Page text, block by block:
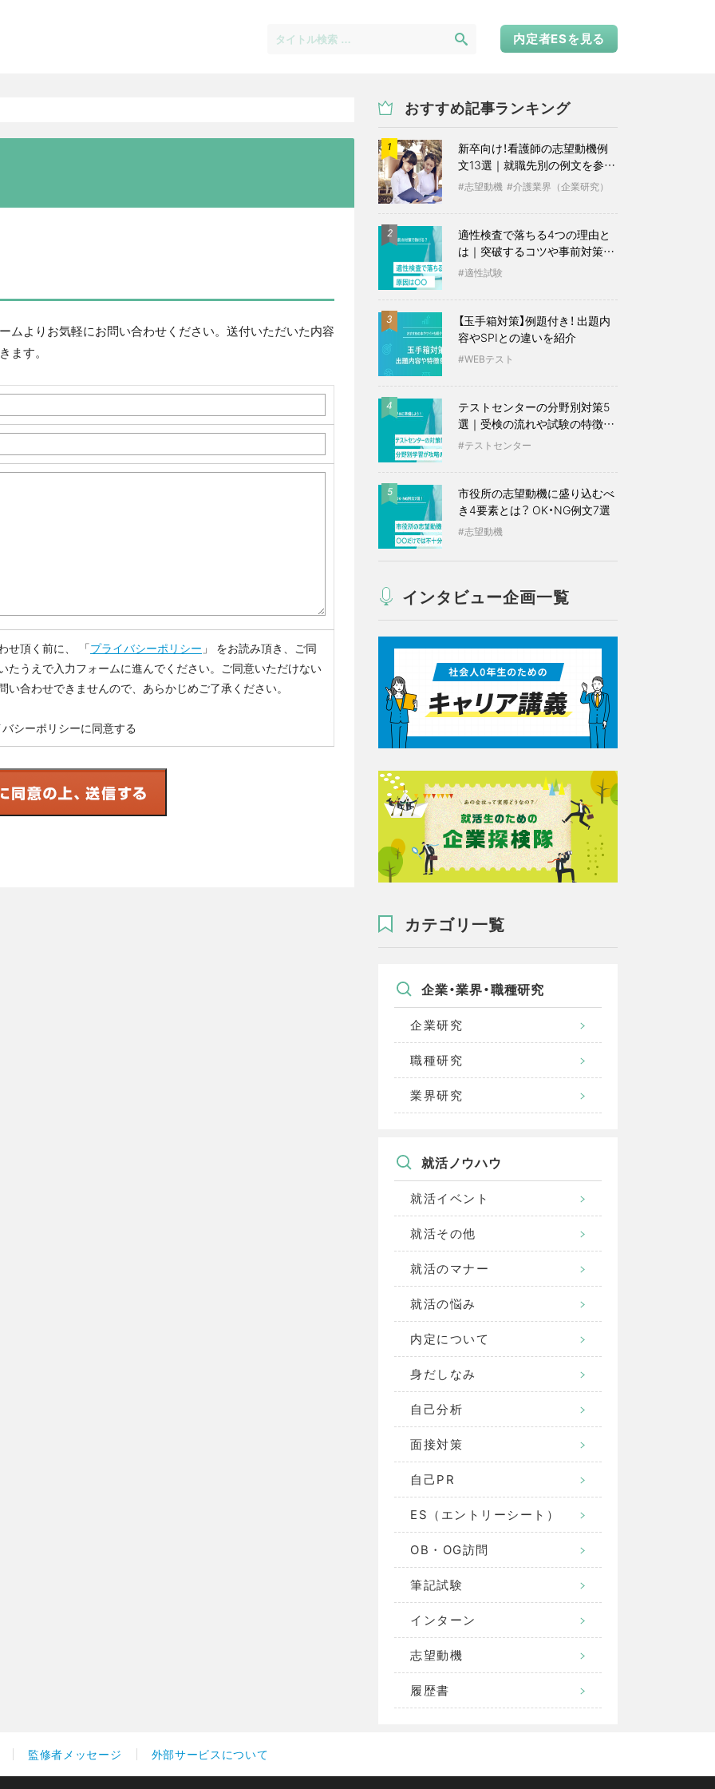
内定者ESを見る
ムよりお気軽にお問い合わせください。送付いただいた内容
ます。
せ頂く前に、 「プライバシーポリシー 」 をお読み頂き、ご同
たうえで入力フォームに進んでください。ご同意いただけない
い合わせできませんので、あらかじめご了承ください。
シーポリシーに同意する
おすすめ記事ランキング
1
新卒向け！看護師の志望動機例
文13選｜就職先別の例文を参考
に志望動機 介護業界（企業研究）
2
適性検査で落ちる4つの理由と
は｜突破するコツや事前対策も
紹介
適性試験
3
【玉手箱対策】例題付き！ 出題内
容やSPIとの違いを紹介
WEBテスト
4
テストセンターの分野別対策5
選｜受検の流れや試験の特徴も
紹介
テストセンター
5
市役所の志望動機に盛り込むべ
き4要素とは？ OK・NG例文7選
志望動機
インタビュー企画一覧
カテゴリ一覧
企業・業界・職種研究
企業研究
職種研究
業界研究
就活ノウハウ
就活イベント
就活その他
就活のマナー
就活の悩み
内定について
身だしなみ
自己分析
面接対策
自己PR
ES（エントリーシート）
OB・OG訪問
筆記試験
インターン
志望動機
履歴書
監修者メッセージ 外部サービスについて